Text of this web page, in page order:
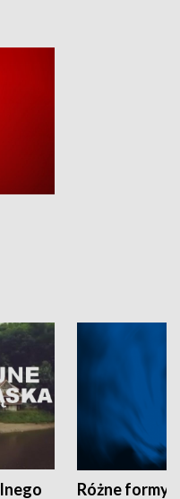
Różne formy